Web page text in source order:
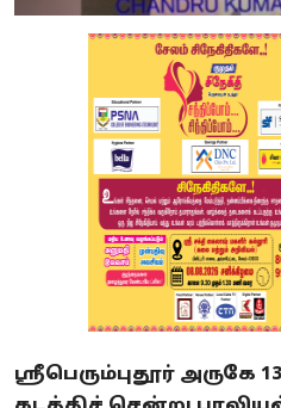
ஸ்ரீபெரும்புதூர் அருகே